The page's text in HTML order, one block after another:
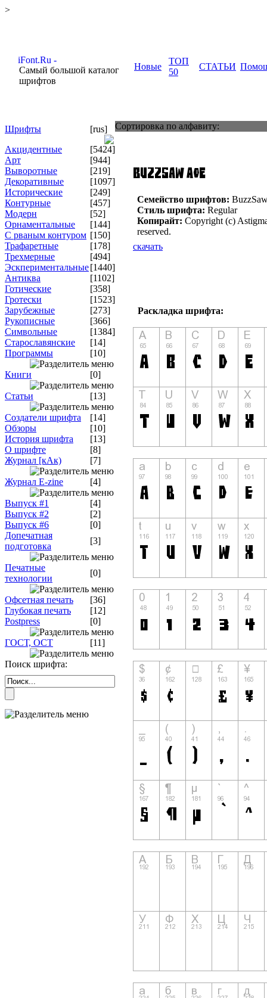
>
Самый большой каталог
шрифтов
Новые
ТОП
50
СТАТЬИ
Шрифты
[rus]
Акцидентные
[5424]
Арт
[944]
Выворотные
[219]
Декоративные
[1097]
Исторические
[249]
Контурные
[457]
Модерн
[52]
Орнаментальные
[144]
С рваным контуром [150]
Трафаретные
[178]
Трехмерные
[494]
Эскпериментальные[1440]
Антиква
[1102]
Готические
[358]
Гротески
[1523]
Зарубежные
[273]
Рукописные
[366]
Символьные
[1384]
Старославянские
[14]
Программы
[10]
Книги [0]
Статьи [13]
Создатели шрифта
[14]
Обзоры
[10]
История шрифта
[13]
О шрифте
[8]
Журнал [кАк)
[7]
Журнал E-zine [4]
Выпуск #1
[4]
Выпуск #2
[2]
Выпуск #6
[0]
Допечатная
подготовка
[3]
Печатные
технологии
[0]
Офсетная печать
[36]
Глубокая печать
[12]
Postpress
[0]
ГОСТ, ОСТ [11]
Поиск шрифта:
Сортировка по алфавиту:
Семейство шрифтов:
Стиль шрифта: Regular
Копирайт: Copyright (c)
reserved.
скачать
Раскладка шрифта: